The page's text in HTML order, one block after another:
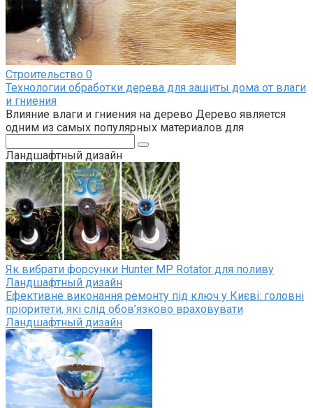
Строительство 0
Технологии обработки дерева для защиты дома от влаги
и гниения
Влияние влаги и гниения на дерево Дерево является
одним из самых популярных материалов для
Ландшафтный дизайн
Як вибрати форсунки Hunter MP Rotator для поливу
Ландшафтный дизайн
Ефективне виконання ремонту під ключ у Києві: головні
пріоритети, які слід обов’язково враховувати
Ландшафтный дизайн